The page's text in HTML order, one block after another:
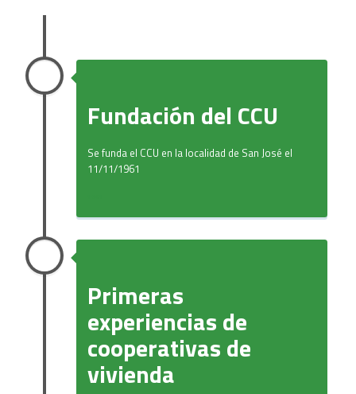
Fundación del CCU
Se funda el CCU en la localidad de San José el
11/11/1961
Primeras
experiencias de
cooperativas de
vivienda